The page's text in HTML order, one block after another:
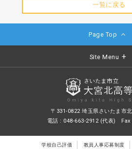
一覧に戻る
Page Top
Site Menu
〒331-0822 埼玉県さいたま市
電話 : 048-663-2912 (代表) Fax
学校自己評価 教員人事応募制度